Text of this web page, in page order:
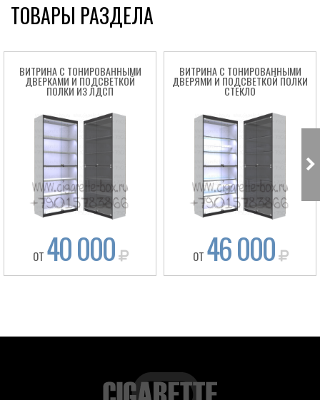
ТОВАРЫ РАЗДЕЛА
ВИТРИНА С ТОНИРОВАННЫМИ
ДВЕРКАМИ И ПОДСВЕТКОЙ
ПОЛКИ ИЗ ЛДСП
ОТ 40 000
ВИТРИНА С ТОНИРОВАННЫМИ
ДВЕРЯМИ И ПОДСВЕТКОЙ ПОЛКИ
СТЕКЛО
ОТ 46 000